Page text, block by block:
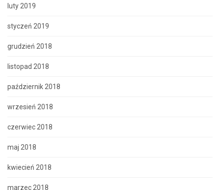
luty 2019
styczeń 2019
grudzień 2018
listopad 2018
październik 2018
wrzesień 2018
czerwiec 2018
maj 2018
kwiecień 2018
marzec 2018